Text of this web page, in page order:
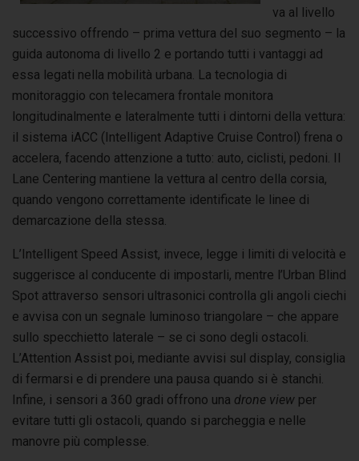
va al livello
successivo offrendo – prima vettura del suo segmento – la
guida autonoma di livello 2 e portando tutti i vantaggi ad
essa legati nella mobilità urbana. La tecnologia di
monitoraggio con telecamera frontale monitora
longitudinalmente e lateralmente tutti i dintorni della vettura:
il sistema iACC (Intelligent Adaptive Cruise Control) frena o
accelera, facendo attenzione a tutto: auto, ciclisti, pedoni. Il
Lane Centering mantiene la vettura al centro della corsia,
quando vengono correttamente identificate le linee di
demarcazione della stessa.
L’Intelligent Speed Assist, invece, legge i limiti di velocità e
suggerisce al conducente di impostarli, mentre l’Urban Blind
Spot attraverso sensori ultrasonici controlla gli angoli ciechi
e avvisa con un segnale luminoso triangolare – che appare
sullo specchietto laterale – se ci sono degli ostacoli.
L’Attention Assist poi, mediante avvisi sul display, consiglia
di fermarsi e di prendere una pausa quando si è stanchi.
Infine, i sensori a 360 gradi offrono una drone view per
evitare tutti gli ostacoli, quando si parcheggia e nelle
manovre più complesse.